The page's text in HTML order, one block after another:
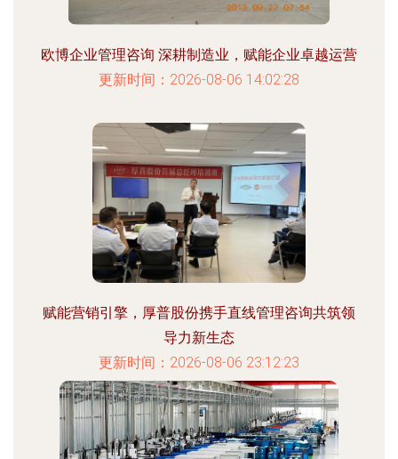
欧博企业管理咨询 深耕制造业，赋能企业卓越运营
更新时间：2026-08-06 14:02:28
赋能营销引擎，厚普股份携手直线管理咨询共筑领
导力新生态
更新时间：2026-08-06 23:12:23